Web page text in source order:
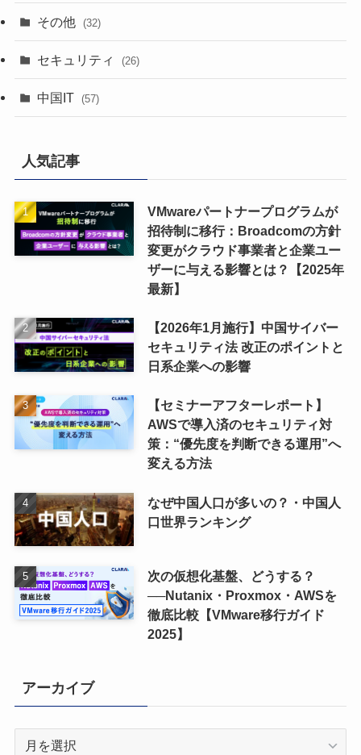
その他 (32)
セキュリティ (26)
中国IT (57)
人気記事
VMwareパートナープログラムが
招待制に移行：Broadcomの方針
変更がクラウド事業者と企業ユー
ザーに与える影響とは？【2025年
最新】
【2026年1月施行】中国サイバー
セキュリティ法 改正のポイントと
日系企業への影響
【セミナーアフターレポート】
AWSで導入済のセキュリティ対
策：“優先度を判断できる運用”へ
変える方法
なぜ中国人口が多いの？・中国人
口世界ランキング
次の仮想化基盤、どうする？
──Nutanix・Proxmox・AWSを
徹底比較【VMware移行ガイド
2025】
アーカイブ